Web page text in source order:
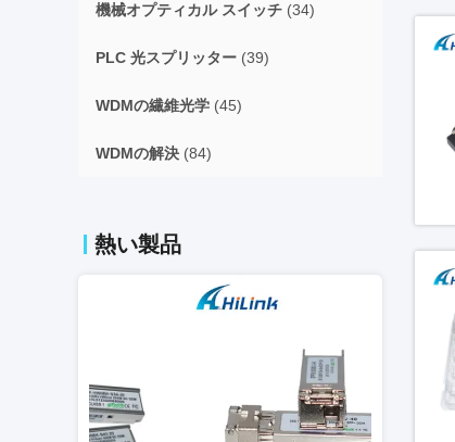
機械オプティカル スイッチ (34)
PLC 光スプリッター (39)
WDMの繊維光学 (45)
WDMの解決 (84)
熱い製品